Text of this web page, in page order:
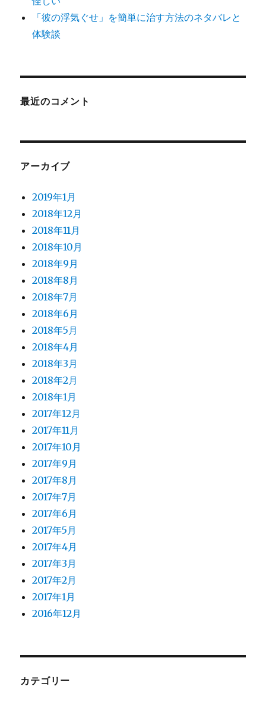
「彼の浮気ぐせ」を簡単に治す方法のネタバレと
体験談
最近のコメント
アーカイブ
2019年1月
2018年12月
2018年11月
2018年10月
2018年9月
2018年8月
2018年7月
2018年6月
2018年5月
2018年4月
2018年3月
2018年2月
2018年1月
2017年12月
2017年11月
2017年10月
2017年9月
2017年8月
2017年7月
2017年6月
2017年5月
2017年4月
2017年3月
2017年2月
2017年1月
2016年12月
カテゴリー